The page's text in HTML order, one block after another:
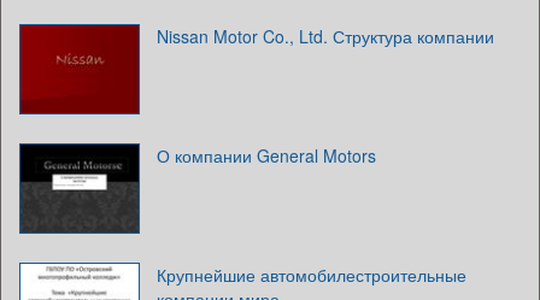
Nissan Motor Co., Ltd. Структура компании
О компании General Motors
Крупнейшие автомобилестроительные